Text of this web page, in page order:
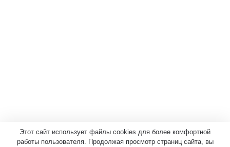
Этот сайт использует файлы cookies для более комфортной
работы пользователя. Продолжая просмотр страниц сайта, вы